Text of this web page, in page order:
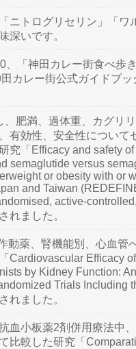
ニトログリセリン」「ワ
深いです。
、「神田カレー街食べ歩
カレー街公式ガイドブ
、肥満、過体重、カグリ
有効性、安全性について
究「Efficacy and safety
semaglutide versus
or obesity with or
and Taiwan
active-
れました。
動薬、腎機能別、心血管
Cardiovascular Efficacy
by Kidney Function:
Trials Including
れました。
血小板薬2剤併用療法中、
比較した研究「